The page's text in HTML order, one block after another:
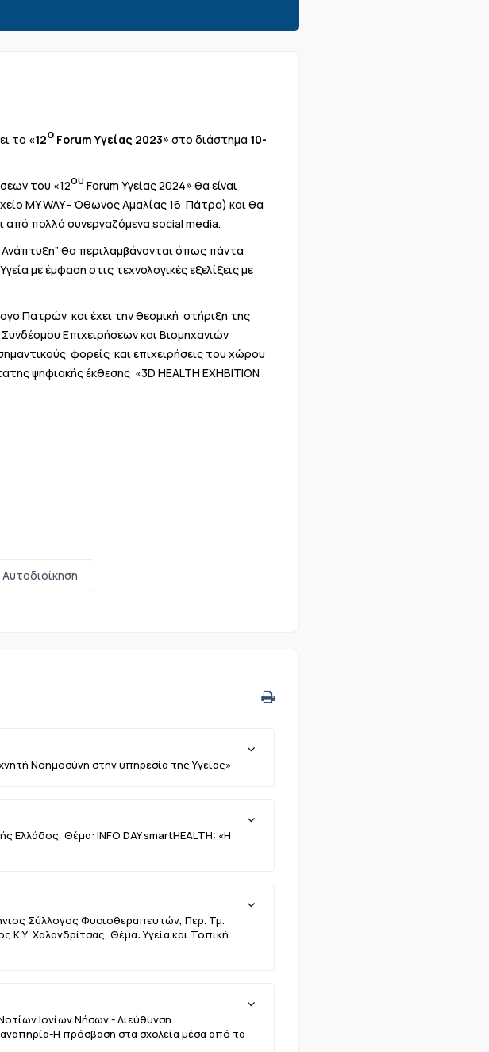
το «12ο Forum Υγείας 2023» στο διάστημα 10-
του «12ου Forum Υγείας 2024» θα είναι
MY WAY - Όθωνος Αμαλίας 16 Πάτρα) και θα
πολλά συνεργαζόμενα social media.
Ανάπτυξη” θα περιλαμβάνονται όπως πάντα
με έμφαση στις τεχνολογικές εξελίξεις με
Πατρών και έχει την θεσμική στήριξη της
Επιχειρήσεων και Βιομηχανιών
φορείς και επιχειρήσεις του χώρου
ψηφιακής έκθεσης «3D HEALTH EXHBITION
Νοημοσύνη στην υπηρεσία της Υγείας»
Ελλάδος, Θέμα: INFO DAY smartHEALTH: «Η
Σύλλογος Φυσιοθεραπευτών, Περ. Τμ.
Κ.Υ. Χαλανδρίτσας, Θέμα: Υγεία και Τοπική
Ιονίων Νήσων - Διεύθυνση
Η πρόσβαση στα σχολεία μέσα από τα